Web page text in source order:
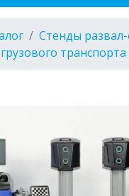
Стенды
транспорта